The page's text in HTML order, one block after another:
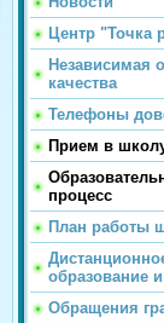
Центр "Точка
Независимая
качества
Телефоны
Прием в
процесс
План работы
образование
Обращения